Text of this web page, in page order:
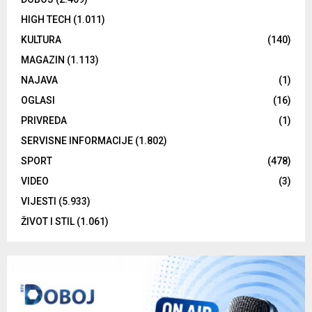
HIGH TECH (1.011)
KULTURA
(140)
MAGAZIN (1.113)
NAJAVA
(1)
OGLASI
(16)
PRIVREDA
(1)
SERVISNE INFORMACIJE (1.802)
SPORT
(478)
VIDEO
(3)
VIJESTI (5.933)
ŽIVOT I STIL (1.061)